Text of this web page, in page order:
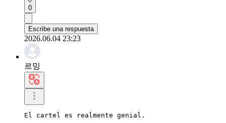
0
Escribe una respuesta
2026.06.04 23:23
르밍
El cartel es realmente genial.